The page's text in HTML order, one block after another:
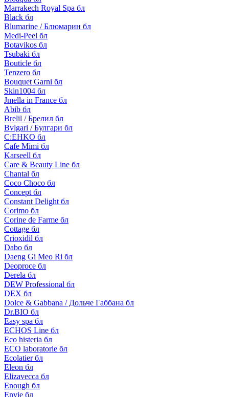
Marrakech Royal Spa бл
Black бл
Blumarine / Блюмарин бл
Medi-Peel бл
Botavikos бл
Tsubaki бл
Bouticle бл
Tenzero бл
Bouquet Garni бл
Skin1004 бл
Jmella in France бл
Abib бл
Brelil / Брелил бл
Bvlgari / Булгари бл
C:EHKO бл
Cafe Mimi бл
Karseell бл
Care & Beauty Line бл
Chantal бл
Coco Choco бл
Concept бл
Constant Delight бл
Corimo бл
Corine de Farme бл
Cottage бл
Crioxidil бл
Dabo бл
Daeng Gi Meo Ri бл
Deoproce бл
Derela бл
DEW Professional бл
DEX бл
Dolce & Gabbana / Дольче Габбана бл
Dr.BIO бл
Easy spa бл
ECHOS Line бл
Eco histeria бл
ECO laboratorie бл
Ecolatier бл
Eleon бл
Elizavecca бл
Enough бл
Envie бл